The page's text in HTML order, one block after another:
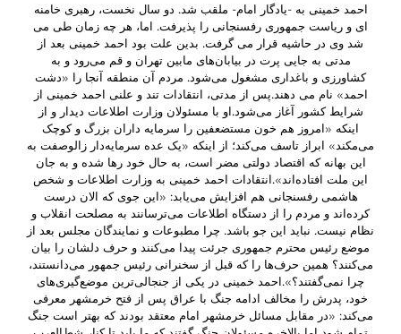
احمد خمینی به -یادگار امام- ملقب شد. دو سال نخست، رهبری خامنه
ای و ریاست جمهوری رفسنجانی را پذیرفت. اما، هر چه زمان طی می
شد وی در حاشیه قرار می گرفت. بدین علت بود احمد خمینی بعد از
مدتی به جایی پرت در بیابان‌های مابین تهران و قم می‌رود و به
کشاورزی و باغداری مشغول می‌شود. مردم آن منطقه آنجا را «دشت
احمد» نام می دهند.پس از مدتی، انتقادات تند و علنی احمد خمینی از
شرایط کشور آغاز می‌شود.او با مسئولان وزارت اطلاعات دیدار و از
اینکه «امروز هم خون مستضعفین را سرمایه داران بزرگ و کوچک
می‌مکند» ابراز تاسف می‌کند؛ از اینکه «یک عده سرمایه‌دار زالوصفت به
این بهانه که اقتصاد دولتی مضر است، به حال خود رها شده و به جان
این ملت افتاده‌اند».انتقادات احمد خمینی به وزارت اطلاعات و شخص
هاشمی رفسنجانی هم افزایش می‌یابد: «این جوی که الان درست
کرده‌اند و مردم را از دستگاه اطلاعات می‌ترسانند به مصلحت انقلاب و
نظام نیست. نباید این جو باشد. چرا مطبوعات و نمایندگان مجلس بعد از
موضع رئیس محترم جمهوری جرئت پیدا می‌کنند و حرف دلشان را بیان
می‌کنند؟ همین حرف‌ها را که قبل از سخنرانی رئیس جمهور می‌دانستند،
چرا نمی‌گفتند؟».احمد خمینی در یکی از جنجالی‌ترین موضع‌گیری‌های
خود، پدرش را مخالف ادامه جنگ با عراق پس از فتح خرمشهر معرفی
می‌کند: «در مقابل مسائل خرمشهر امام معتقد بودند که بهتر است جنگ